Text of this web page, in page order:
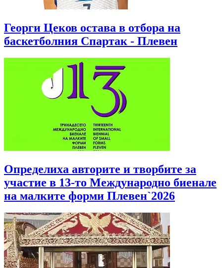
Георги Цеков остава в отбора на
баскетболния Спартак - Плевен
Определиха авторите и творбите за
участие в 13-то Международно биенале
на малките форми Плевен`2026